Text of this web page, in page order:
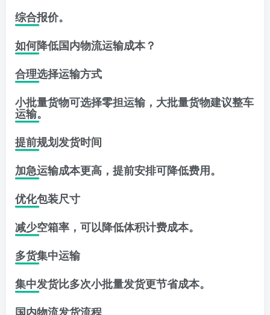
综合报价。
如何降低国内物流运输成本？
合理选择运输方式
小批量货物可选择零担运输，大批量货物建议整车
运输。
提前规划发货时间
加急运输成本更高，提前安排可降低费用。
优化包装尺寸
减少空箱率，可以降低体积计费成本。
多货集中运输
集中发货比多次小批量发货更节省成本。